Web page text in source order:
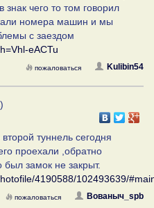
чего то том говорил
номера машин и мы
с заездом
eACTu
Kulibin54
пожаловаться
туннель сегодня
проехали ,обратно
замок не закрыт.
4190588/102493639/
Вованыч_spb
пожаловаться